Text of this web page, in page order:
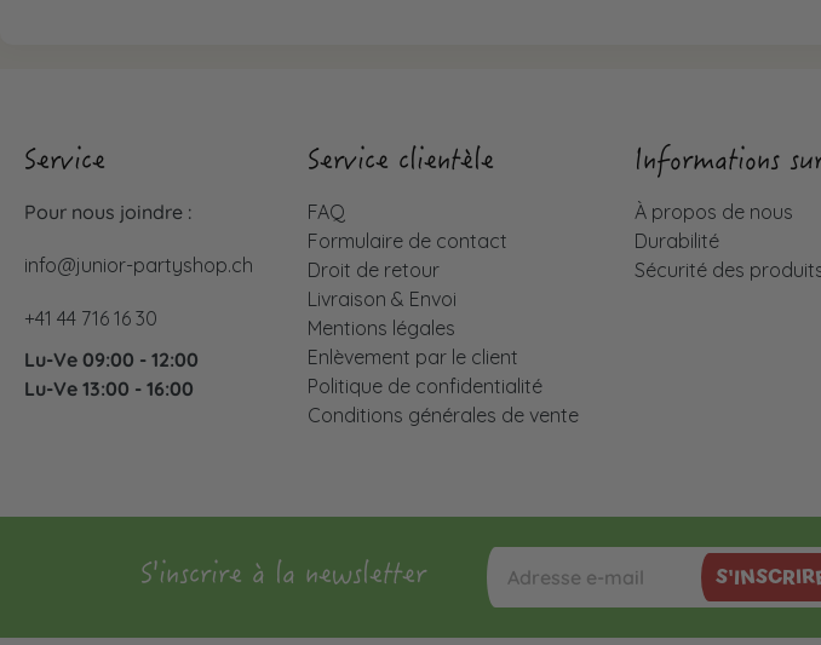
Service
Pour nous joindre :
info@junior-partyshop.ch
+41 44 716 16 30
Lu-Ve 09:00 - 12:00
Lu-Ve 13:00 - 16:00
Service clientèle
FAQ
Formulaire de contact
Droit de retour
Livraison & Envoi
Mentions légales
Enlèvement par le client
Politique de confidentialité
Conditions générales de vente
Informations
À propos de nous
Durabilité
Sécurité des
S'inscrire à la newsletter